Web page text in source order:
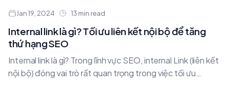
Jan 19, 2024 13 min read
Internal link là gì? Tối ưu liên kết nội bộ để tăng
thứ hạng SEO
Internal link là gì? Trong lĩnh vực SEO, internal Link (liên kết
nội bộ) đóng vai trò rất quan trọng trong việc tối ưu